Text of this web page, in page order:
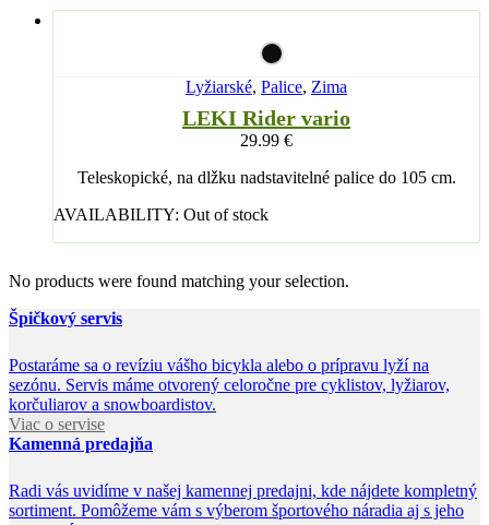
Lyžiarské, Palice, Zima
LEKI Rider vario
29.99 €
Teleskopické, na dlžku nadstavitelné palice do 105 cm.
AVAILABILITY: Out of stock
No products were found matching your selection.
Špičkový servis
Postaráme sa o revíziu vášho bicykla alebo o prípravu lyží na
sezónu. Servis máme otvorený celoročne pre cyklistov, lyžiarov,
korčuliarov a snowboardistov.
Viac o servise
Kamenná predajňa
Radi vás uvidíme v našej kamennej predajni, kde nájdete kompletný
sortiment. Pomôžeme vám s výberom športového náradia aj s jeho